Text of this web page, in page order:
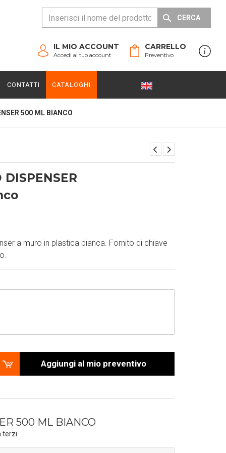
CERCA
CARRELLO
Preventivo
IL MIO ACCOUNT
Accedi al tuo account
CONTATTI CATALOGHI
500 ML BIANCO
DISPENSER
a muro in plastica bianca. Fornito di chiave
Aggiungi al mio preventivo
500 ML BIANCO
terzi